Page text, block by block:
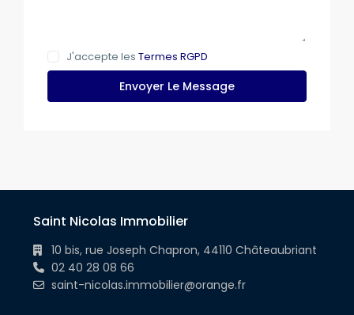
J'accepte les Termes RGPD
Envoyer Le Message
Saint Nicolas Immobilier
10 bis, rue Joseph Chapron, 44110 Châteaubriant
02 40 28 08 66
saint-nicolas.immobilier@orange.fr